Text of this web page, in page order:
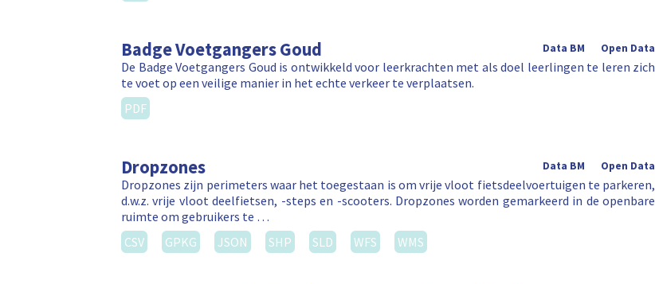
Badge Voetgangers Goud Open Data
Data BM
De Badge Voetgangers Goud is ontwikkeld voor leerkrachten met als doel leerlingen te leren zich
te voet op een veilige manier in het echte verkeer te verplaatsen.
PDF
Dropzones Open Data
Data BM
Dropzones zijn perimeters waar het toegestaan is om vrije vloot fietsdeelvoertuigen te parkeren,
d.w.z. vrije vloot deelfietsen, -steps en -scooters. Dropzones worden gemarkeerd in de openbare
ruimte om gebruikers te …
CSV
GPKG JSON SHP SLD WFS WMS